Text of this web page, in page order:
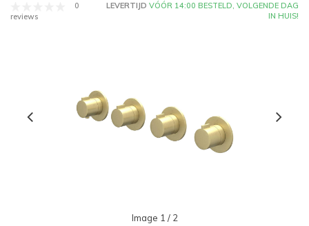
0
reviews
LEVERTIJD VÓÓR 14:00 BESTELD, VOLGENDE DAG
IN HUIS!
Image 1 / 2